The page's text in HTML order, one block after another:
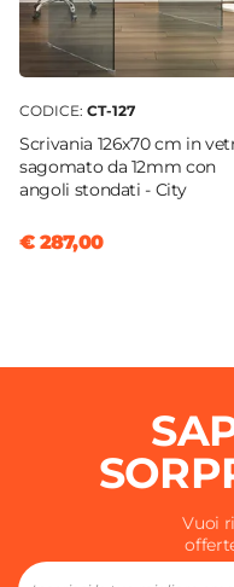
CODICE: CT-127
Scrivania 126x70 cm in
sagomato da 12mm con
angoli stondati - City
€ 287,00
Vuoi